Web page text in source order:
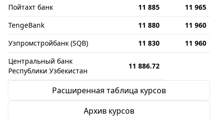
Пойтахт банк
11 885
11 965
TengeBank
11 880
11 960
Узпромстройбанк (SQB)
11 830
11 960
Центральный банк
Республики Узбекистан
11 886.72
Расширенная таблица курсов
Архив курсов